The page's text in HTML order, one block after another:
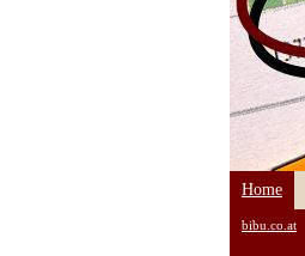
Home
bibu.co.at